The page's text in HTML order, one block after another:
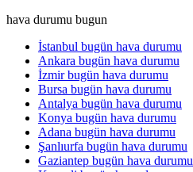
hava durumu bugun
İstanbul bugün hava durumu
Ankara bugün hava durumu
İzmir bugün hava durumu
Bursa bugün hava durumu
Antalya bugün hava durumu
Konya bugün hava durumu
Adana bugün hava durumu
Şanlıurfa bugün hava durumu
Gaziantep bugün hava durumu